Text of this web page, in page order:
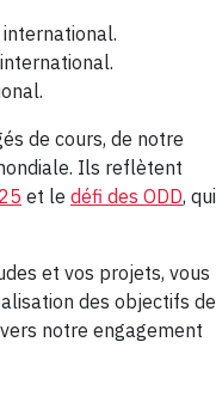
de cours, de notre
Ils reflètent
et le défi des ODD, qui
et vos projets, vous
des objectifs de
notre engagement